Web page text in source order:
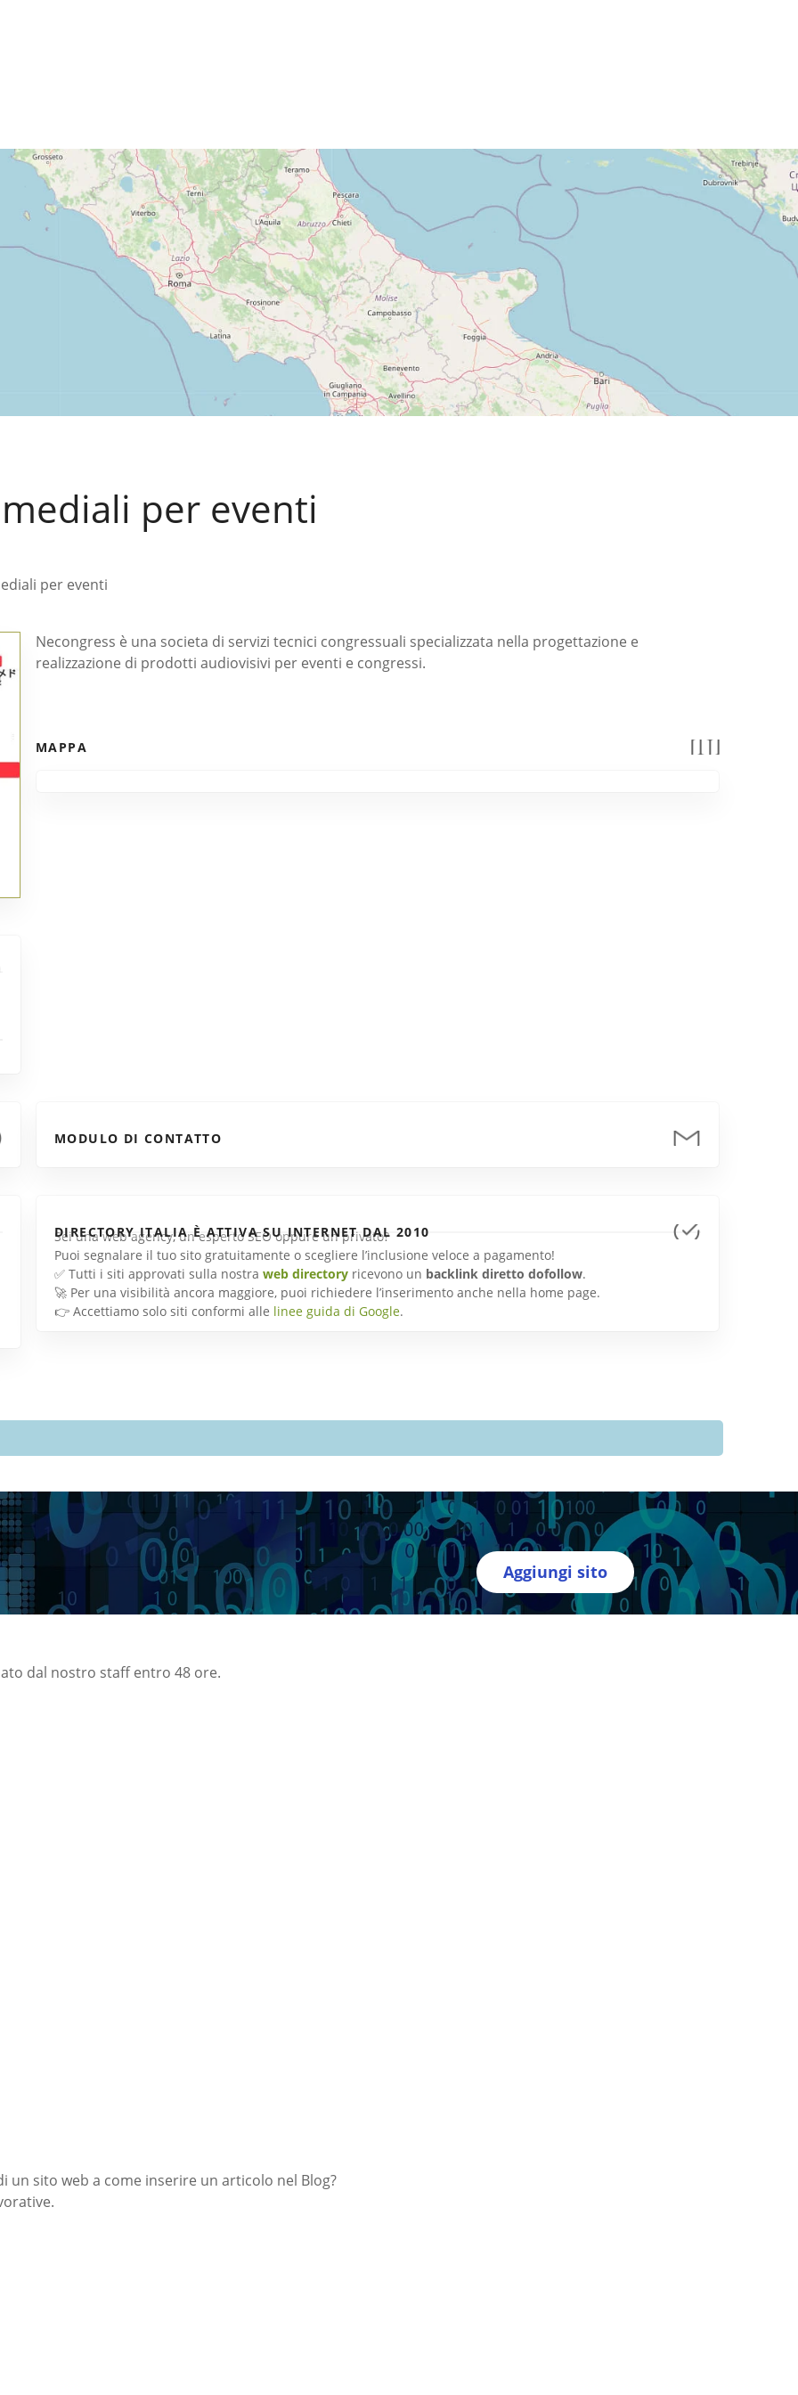
per eventi
per eventi
Necongress è una societa di servizi tecnici congressuali specializzata nella progettazione e
realizzazione di prodotti audiovisivi per eventi e congressi.
MAPPA
MODULO DI CONTATTO
DIRECTORY ITALIA È ATTIVA SU INTERNET DAL 2010
Sei una web agency, un esperto SEO oppure un privato?
Puoi segnalare il tuo sito gratuitamente o scegliere l’inclusione veloce a pagamento!
✅ Tutti i siti approvati sulla nostra web directoryricevono un backlink diretto dofollow.
🚀 Per una visibilità ancora maggiore, puoi richiedere l’inserimento anche nella home page.
👉 Accettiamo solo siti conformi alle linee guida di Google.
Aggiungi sito
dal nostro staff entro 48 ore.
un sito web a come inserire un articolo nel Blog?